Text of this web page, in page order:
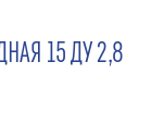
15 ДУ 2,8